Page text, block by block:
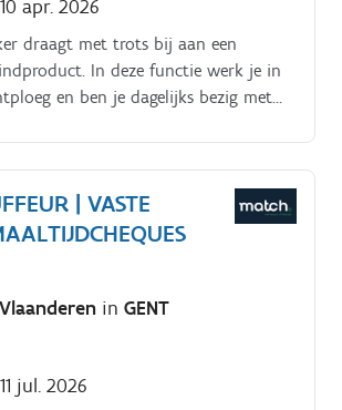
apr. 2026
draagt met trots bij aan een
In deze functie werk je in
en ben je dagelijks bezig met
| VASTE
in GENT
jul. 2026